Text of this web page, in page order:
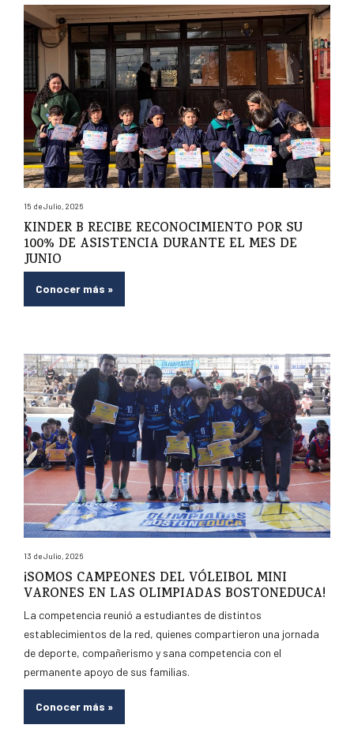
15 de Julio, 2026
KINDER B RECIBE RECONOCIMIENTO POR SU
100% DE ASISTENCIA DURANTE EL MES DE
JUNIO
Conocer más »
13 de Julio, 2026
¡SOMOS CAMPEONES DEL VÓLEIBOL MINI
VARONES EN LAS OLIMPIADAS BOSTONEDUCA!
La competencia reunió a estudiantes de distintos
establecimientos de la red, quienes compartieron una jornada
de deporte, compañerismo y sana competencia con el
permanente apoyo de sus familias.
Conocer más »